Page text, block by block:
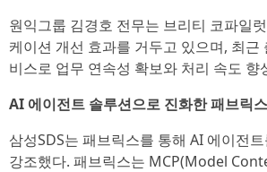
원익그룹 김경호 전무는 브리티 코파일
케이션 개선 효과를 거두고 있으며, 최
비스로 업무 연속성 확보와 처리 속도
AI 에이전트 솔루션으로 진화한 패브릭
삼성SDS는 패브릭스를 통해 AI 에이전
강조했다. 패브릭스는 MCP(Model